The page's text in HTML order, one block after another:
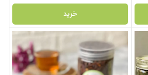
خرید